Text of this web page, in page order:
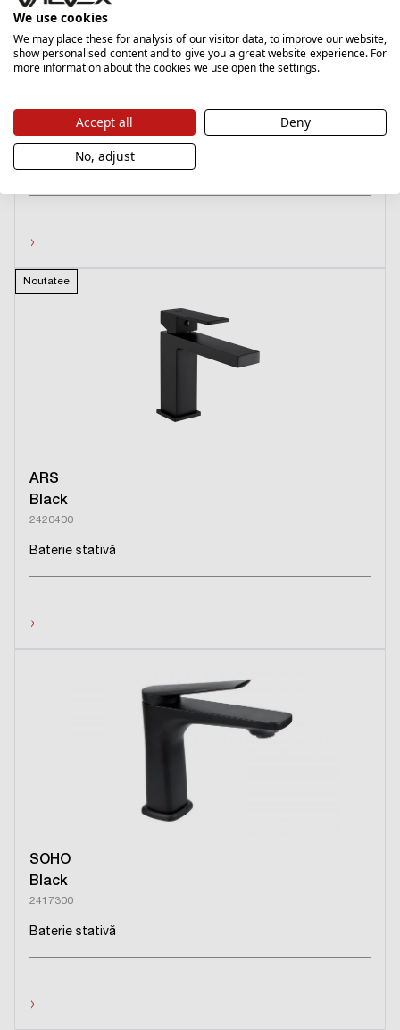
Chrome
2424820-CHR
Stand-Waschtischarmatur ohne Ablaufgarnitur
›
Noutatee
ARS
Black
2420400
Baterie stativă
›
SOHO
Black
2417300
Baterie stativă
›
We use cookies
We may place these for analysis of our visitor data, to improve our website,
show personalised content and to give you a great website experience. For
more information about the cookies we use open the settings.
Accept all
Deny
No, adjust